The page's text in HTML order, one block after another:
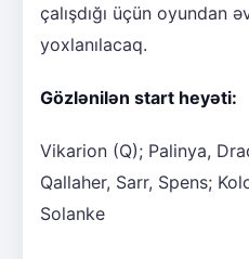
çalışdığı üçün oyundan
yoxlanılacaq.
Gözlənilən start heyəti:
Vikarion (Q); Palinya,
Qallaher, Sarr, Spens;
Solanke